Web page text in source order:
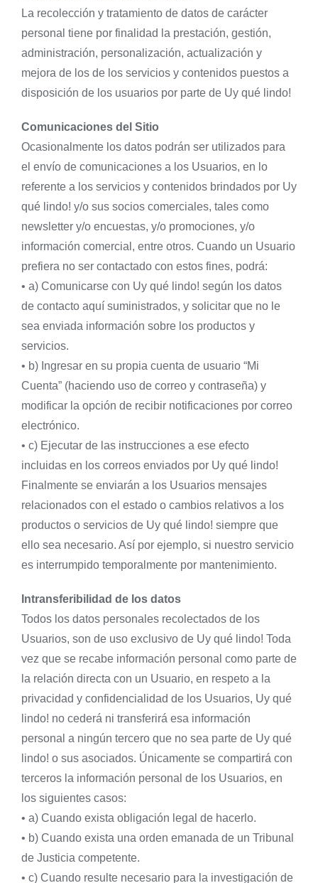
La recolección y tratamiento de datos de carácter
personal tiene por finalidad la prestación, gestión,
administración, personalización, actualización y
mejora de los de los servicios y contenidos puestos a
disposición de los usuarios por parte de Uy qué lindo!
Comunicaciones del Sitio
Ocasionalmente los datos podrán ser utilizados para
el envío de comunicaciones a los Usuarios, en lo
referente a los servicios y contenidos brindados por Uy
qué lindo! y/o sus socios comerciales, tales como
newsletter y/o encuestas, y/o promociones, y/o
información comercial, entre otros. Cuando un Usuario
prefiera no ser contactado con estos fines, podrá:
• a) Comunicarse con Uy qué lindo! según los datos
de contacto aquí suministrados, y solicitar que no le
sea enviada información sobre los productos y
servicios.
• b) Ingresar en su propia cuenta de usuario “Mi
Cuenta” (haciendo uso de correo y contraseña) y
modificar la opción de recibir notificaciones por correo
electrónico.
• c) Ejecutar de las instrucciones a ese efecto
incluidas en los correos enviados por Uy qué lindo!
Finalmente se enviarán a los Usuarios mensajes
relacionados con el estado o cambios relativos a los
productos o servicios de Uy qué lindo! siempre que
ello sea necesario. Así por ejemplo, si nuestro servicio
es interrumpido temporalmente por mantenimiento.
Intransferibilidad de los datos
Todos los datos personales recolectados de los
Usuarios, son de uso exclusivo de Uy qué lindo! Toda
vez que se recabe información personal como parte de
la relación directa con un Usuario, en respeto a la
privacidad y confidencialidad de los Usuarios, Uy qué
lindo! no cederá ni transferirá esa información
personal a ningún tercero que no sea parte de Uy qué
lindo! o sus asociados. Únicamente se compartirá con
terceros la información personal de los Usuarios, en
los siguientes casos:
• a) Cuando exista obligación legal de hacerlo.
• b) Cuando exista una orden emanada de un Tribunal
de Justicia competente.
• c) Cuando resulte necesario para la investigación de